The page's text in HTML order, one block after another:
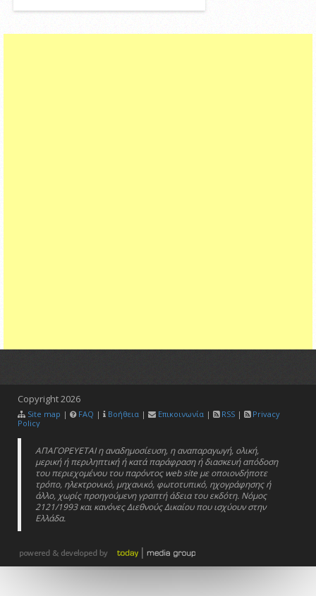
Copyright2026
Site map | FAQ | Βοήθεια | Επικοινωνία | RSS |
Privacy
Policy
ΑΠΑΓΟΡΕΥΕΤΑΙ η αναδημοσίευση, η αναπαραγωγή, ολική,
μερική ή περιληπτική ή κατά παράφραση ή διασκευή απόδοση
του περιεχομένου του παρόντος web site με οποιονδήποτε
τρόπο, ηλεκτρονικό, μηχανικό, φωτοτυπικό, ηχογράφησης ή
άλλο, χωρίς προηγούμενη γραπτή άδεια του εκδότη. Νόμος
2121/1993 και κανόνες Διεθνούς Δικαίου που ισχύουν στην
Ελλάδα.